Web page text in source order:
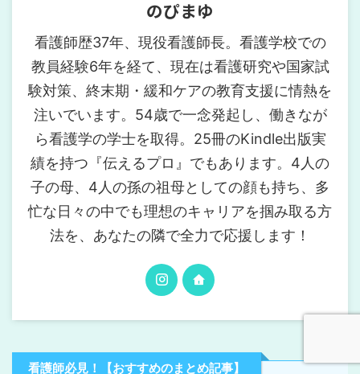
のぴまゆ
看護師歴37年、現役看護師長。看護学校での
教員経験6年を経て、現在は看護研究や国家試
験対策、終末期・緩和ケアの教育支援に情熱を
注いでいます。54歳で一念発起し、働きなが
ら看護学の学士を取得。25冊のKindle出版実
績を持つ『伝えるプロ』でもあります。4人の
子の母、4人の孫の祖母としての顔も持ち、多
忙な日々の中でも理想のキャリアを掴み取る方
法を、あなたの隣で全力で応援します！
看護師必見！【おすすめのまとめ記事】